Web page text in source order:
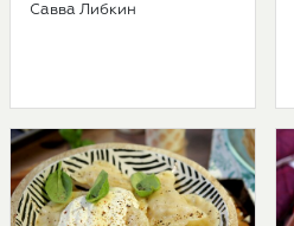
Савва Либкин